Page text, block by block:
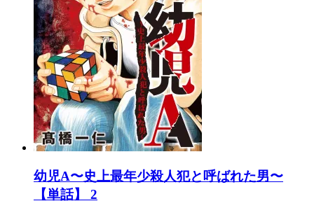
幼児A〜史上最年少殺人犯と呼ばれた男〜
【単話】 2